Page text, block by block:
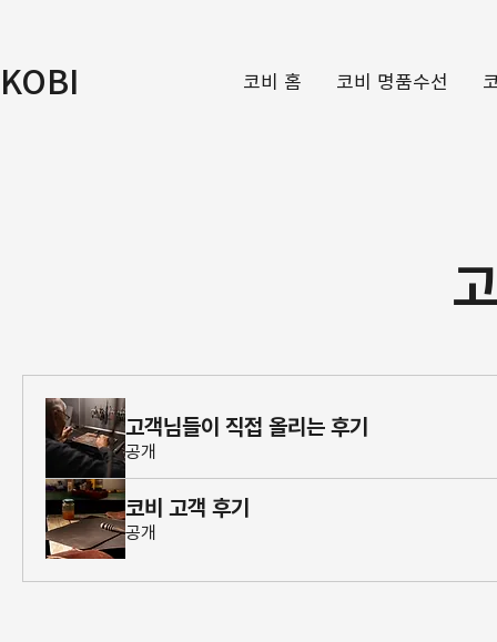
KOBI 코비 홈 코비 명품수선
고객님들이 직접 올리는 후기
공개
코비 고객 후기
공개